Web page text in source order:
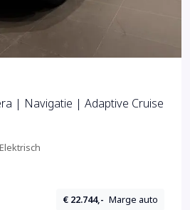
| Navigatie | Adaptive Cruise
Elektrisch
€ 22.744,- Marge auto